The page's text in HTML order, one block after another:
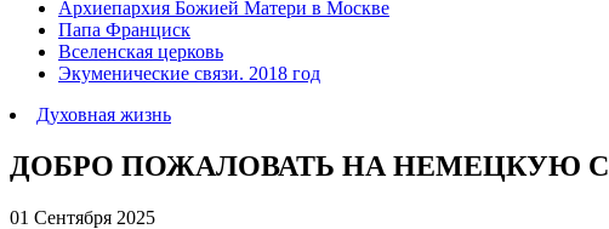
Архиепархия Божией Матери в Москве
Папа Франциск
Вселенская церковь
Экуменические связи. 2018 год
Духовная жизнь
ДОБРО ПОЖАЛОВАТЬ НА НЕМЕЦКУЮ
01 Сентября 2025